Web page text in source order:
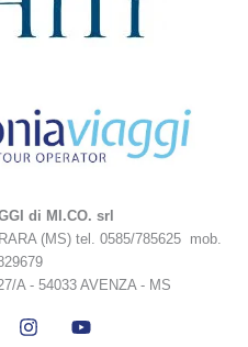
di MI.CO. srl
(MS) tel. 0585/785625 mob.
A - 54033 AVENZA - MS